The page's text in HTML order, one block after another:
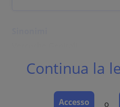
Definizione
Continua la
Accesso o